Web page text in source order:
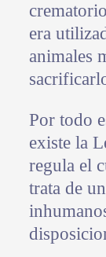
era
animales
Por todo
existe la
regula el
trata de